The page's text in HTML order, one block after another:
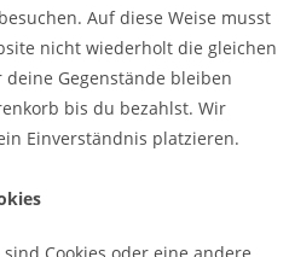
Auf diese Weise musst
nicht wiederholt die gleichen
Gegenstände bleiben
bis du bezahlst. Wir
Einverständnis platzieren.